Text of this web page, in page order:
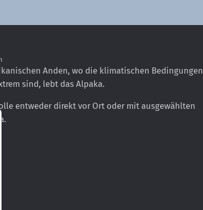
Anden, wo die klimatischen Bedingungen
sind, lebt das Alpaka.
entweder direkt vor Ort oder mit ausgewählten